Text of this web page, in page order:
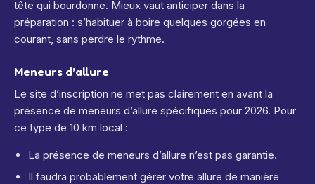
tête qui bourdonne. Mieux vaut anticiper dans la
préparation : s’habituer à boire quelques gorgées en
courant, sans perdre le rythme.
Meneurs d’allure
Le site d’inscription ne met pas clairement en avant la
présence de meneurs d’allure spécifiques pour 2026. Pour
ce type de 10 km local :
La présence de meneurs d’allure n’est pas garantie.
Il faudra probablement gérer votre allure de manière